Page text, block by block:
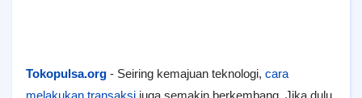
Tokopulsa.org - Seiring kemajuan teknologi, cara
melakukan transaksi juga semakin berkembang. Jika dulu